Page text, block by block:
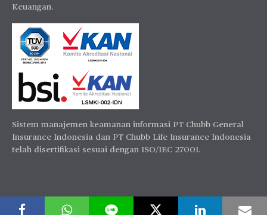
Keuangan.
Sistem manajemen keamanan informasi PT Chubb General
Insurance Indonesia dan PT Chubb Life Insurance Indonesia
telah disertifikasi sesuai dengan ISO/IEC 27001.